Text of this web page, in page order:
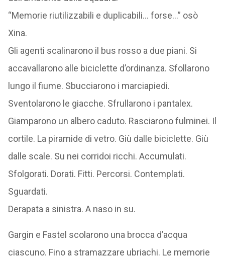
“Memorie riutilizzabili e duplicabili… forse…” osò
Xina.
Gli agenti scalinarono il bus rosso a due piani. Si
accavallarono alle biciclette d’ordinanza. Sfollarono
lungo il fiume. Sbucciarono i marciapiedi.
Sventolarono le giacche. Sfrullarono i pantalex.
Giamparono un albero caduto. Rasciarono fulminei. Il
cortile. La piramide di vetro. Giù dalle biciclette. Giù
dalle scale. Su nei corridoi ricchi. Accumulati.
Sfolgorati. Dorati. Fitti. Percorsi. Contemplati.
Sguardati.
Derapata a sinistra. A naso in su.
Gargin e Fastel scolarono una brocca d’acqua
ciascuno. Fino a stramazzare ubriachi. Le memorie